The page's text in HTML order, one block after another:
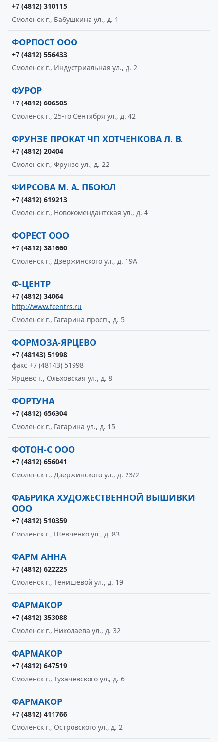
+7 (4812) 310115
Смоленск г., Бабушкина ул., д. 1
ФОРПОСТ ООО
+7 (4812) 556433
Смоленск г., Индустриальная ул., д. 2
ФУРОР
+7 (4812) 606505
Смоленск г., 25-го Сентября ул., д. 42
ФРУНЗЕ ПРОКАТ ЧП ХОТЧЕНКОВА Л. В.
+7 (4812) 20404
Смоленск г., Фрунзе ул., д. 22
ФИРСОВА М. А. ПБОЮЛ
+7 (4812) 619213
Смоленск г., Новокомендантская ул., д. 4
ФОРЕСТ ООО
+7 (4812) 381660
Смоленск г., Дзержинского ул., д. 19А
Ф-ЦЕНТР
+7 (4812) 34064
http://www.fcentrs.ru
Смоленск г., Гагарина просп., д. 5
ФОРМОЗА-ЯРЦЕВО
+7 (48143) 51998
факс +7 (48143) 51998
Ярцево г., Ольховская ул., д. 8
ФОРТУНА
+7 (4812) 656304
Смоленск г., Гагарина ул., д. 15
ФОТОН-С ООО
+7 (4812) 656041
Смоленск г., Дзержинского ул., д. 23/2
ФАБРИКА ХУДОЖЕСТВЕННОЙ ВЫШИВКИ
ООО
+7 (4812) 510359
Смоленск г., Шевченко ул., д. 83
ФАРМ АННА
+7 (4812) 622225
Смоленск г., Тенишевой ул., д. 19
ФАРМАКОР
+7 (4812) 353088
Смоленск г., Николаева ул., д. 32
ФАРМАКОР
+7 (4812) 647519
Смоленск г., Тухачевского ул., д. 6
ФАРМАКОР
+7 (4812) 411766
Смоленск г., Островского ул., д. 2